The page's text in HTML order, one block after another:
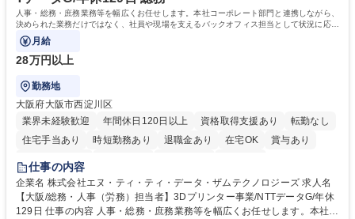
人事・総務・庶務業務等を幅広くお任せします。本社コーポレート部門と連携しながら、
決められた業務だけではなく、社員や現場を支えるバックオフィス担当として状況に応じ
て柔軟に対応いただくことを期待します。
月給
28万円以上
勤務地
大阪府大阪市西淀川区
業界未経験歓迎
年間休日120日以上 資格取得支援あり
転勤なし
住宅手当あり
時短勤務あり 退職金あり 在宅OK
賞与あり
完全週休2日制
仕事の内容
企業名 株式会社エヌ・ティ・ティ・データ・ザムテクノロジーズ 求人名
【大阪/総務・人事（労務）担当者】3Dプリンター事業/NTTデータG/年休
129日 仕事の内容 人事・総務・庶務業務等を幅広くお任せします。本社コ